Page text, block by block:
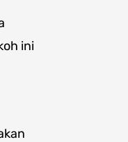
ini